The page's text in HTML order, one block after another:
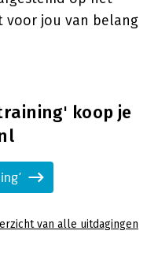
voor jou van belang
koop je
van alle uitdagingen